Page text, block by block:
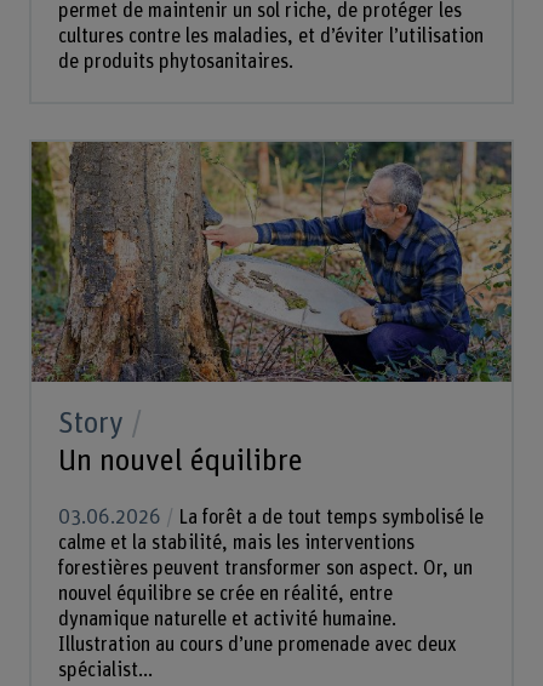
permet de maintenir un sol riche, de protéger les
cultures contre les maladies, et d’éviter l’utilisation
de produits phytosanitaires.
Story
Un nouvel équilibre
03.06.2026
La forêt a de tout temps symbolisé le
calme et la stabilité, mais les interventions
forestières peuvent transformer son aspect. Or, un
nouvel équilibre se crée en réalité, entre
dynamique naturelle et activité humaine.
Illustration au cours d’une promenade avec deux
spécialist...